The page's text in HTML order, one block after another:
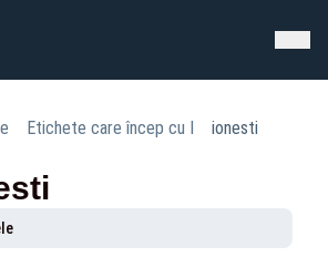
Etichete care încep cu I ionesti